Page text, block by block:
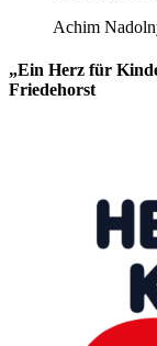
Achim
„Ein Herz für
Friedehorst